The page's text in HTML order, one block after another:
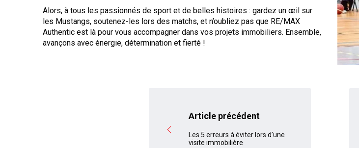
Alors, à tous les passionnés de sport et de belles histoires : gardez un œil sur
les Mustangs, soutenez-les lors des matchs, et n’oubliez pas que RE/MAX
Authentic est là pour vous accompagner dans vos projets immobiliers. Ensemble,
avançons avec énergie, détermination et fierté !
Article précédent
Les 5 erreurs à éviter lors d’une
visite immobilière